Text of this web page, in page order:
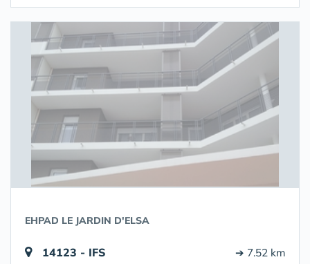
EHPAD LE JARDIN D'ELSA
14123 - IFS ➔ 7.52 km